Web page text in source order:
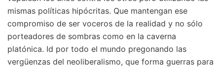
mismas políticas hipócritas. Que mantengan ese
compromiso de ser voceros de la realidad y no sólo
porteadores de sombras como en la caverna
platónica. Id por todo el mundo pregonando las
vergüenzas del neoliberalismo, que forma guerras para